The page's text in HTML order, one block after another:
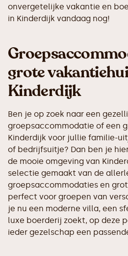
onvergetelijke vakantie en
in Kinderdijk vandaag nog!
grote
Kinderdijk
Ben je op zoek naar een
groepsaccommodatie of een
Kinderdijk voor jullie familie-
of bedrijfsuitje? Dan ben je
de mooie omgeving van
selectie gemaakt van de
groepsaccommodaties en
perfect voor groepen van
je nu een moderne villa, een
luxe boerderij zoekt, op deze
ieder gezelschap een